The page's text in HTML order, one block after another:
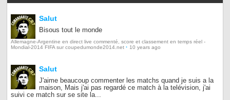
Salut
Bisous tout le monde
Allemagne-Argentine en direct live commenté, score et classement en temps réel -
Mondial-2014 FIFA sur coupedumonde2014.net · 10 years ago
Salut
J'aime beaucoup commenter les matchs quand je suis a la
maison, Mais j'ai pas regardé ce match à la telévision, j'ai
suivi ce match sur se site la...